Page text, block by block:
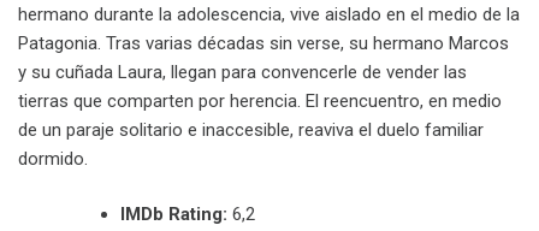
hermano durante la adolescencia, vive aislado en el medio de la
Patagonia. Tras varias décadas sin verse, su hermano Marcos
y su cuñada Laura, llegan para convencerle de vender las
tierras que comparten por herencia. El reencuentro, en medio
de un paraje solitario e inaccesible, reaviva el duelo familiar
dormido.
IMDb Rating: 6,2